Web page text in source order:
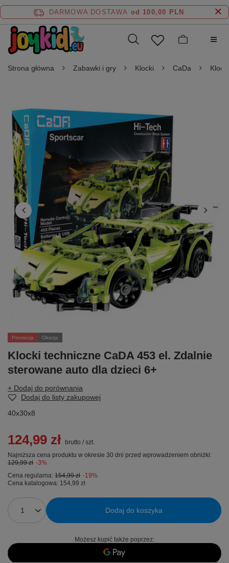
DARMOWA DOSTAWA od 100,00 PLN
Strona główna Zabawki i gry Klocki CaDa
Promocja Okazja
Klocki techniczne CaDA 453 el. Zdalnie
sterowane auto dla dzieci 6+
+ Dodaj do porównania
Dodaj do listy zakupowej
40x30x8
124,99 zł brutto / szt.
Najniższa cena produktu w okresie 30 dni przed wprowadzeniem obniżki:
129,99 zł -3%
Cena regularna: 154,99 zł -19%
Cena katalogowa: 154,99 zł
Dodaj do koszyka
Możesz kupić także poprzez: